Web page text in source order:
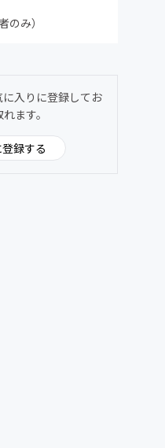
のみ）
入りに登録してお
ます。
録する